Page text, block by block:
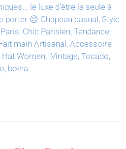
le luxe d'être la seule à
porter 😉 Chapeau casual, Style
Chic Parisien, Tendance,
main Artisanal, Accessoire
Women, Vintage, Tocado,
boina